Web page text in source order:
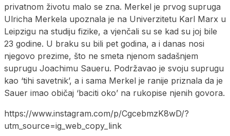
privatnom životu malo se zna. Merkel je prvog supruga
Ulricha Merkela upoznala je na Univerzitetu Karl Marx u
Leipzigu na studiju fizike, a vjenčali su se kad su joj bile
23 godine. U braku su bili pet godina, a i danas nosi
njegovo prezime, što ne smeta njenom sadašnjem
suprugu Joachimu Saueru. Podržavao je svoju suprugu
kao ‘tihi savetnik’, a i sama Merkel je ranije priznala da je
Sauer imao običaj ‘baciti oko’ na rukopise njenih govora.
https://www.instagram.com/p/CgcebmzK8wD/?
utm_source=ig_web_copy_link